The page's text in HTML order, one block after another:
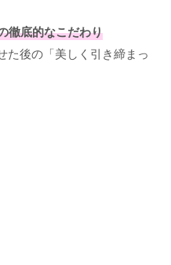
徹底的なこだわり
た後の「美しく引き締まっ